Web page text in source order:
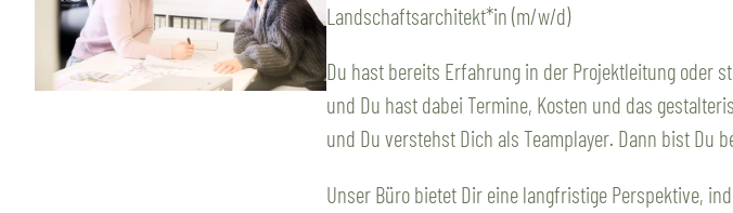
Landschaftsarchitekt*in (m/w/d)
Du hast bereits Erfahrung in der Projektleitung oder
und Du hast dabei Termine, Kosten und das
und Du verstehst Dich als Teamplayer. Dann bist Du
Unser Büro bietet Dir eine langfristige Perspektive,